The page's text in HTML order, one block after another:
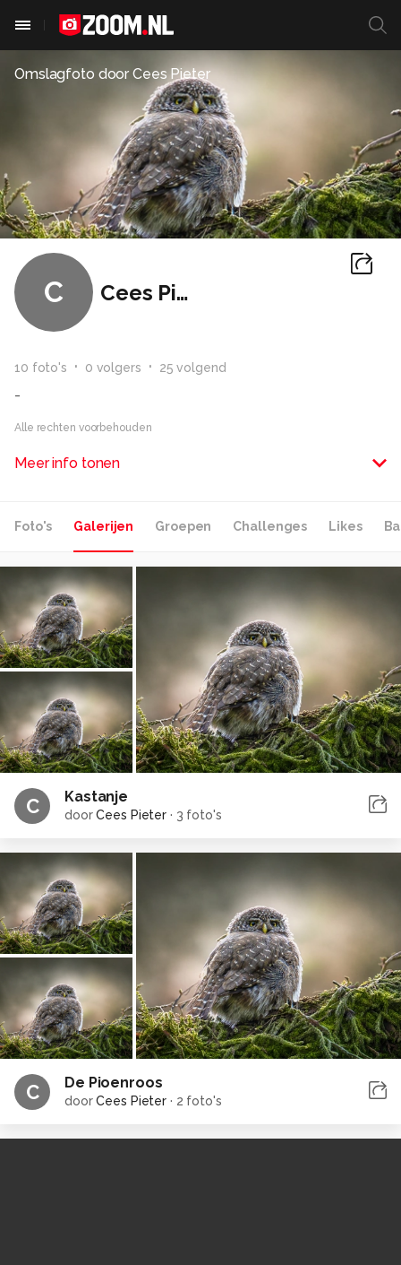
Omslagfoto doorCees Pieter
C Cees Pieter
10 foto's 0 volgers 25 volgend
-
Alle rechten voorbehouden
Meer info tonen
Foto's Galerijen Groepen Challenges Likes
C Kastanje
doorCees Pieter · 3 foto's
C De Pioenroos
doorCees Pieter · 2 foto's